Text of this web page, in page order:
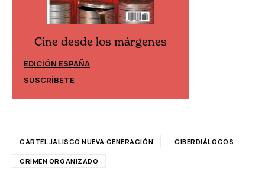
Cine desde los márgenes
EDICIÓN ESPAÑA
SUSCRÍBETE
CÁRTEL JALISCO NUEVA GENERACIÓN CIBERDIÁLOGOS
CRIMEN ORGANIZADO